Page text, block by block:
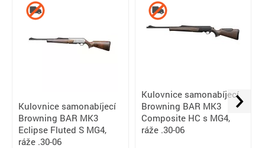
Kulovnice samonabíjecí
Browning BAR MK3
Eclipse Fluted S MG4,
ráže .30-06
Kulovnice samonabíjecí
Browning BAR MK3
Composite HC s MG4,
ráže .30-06